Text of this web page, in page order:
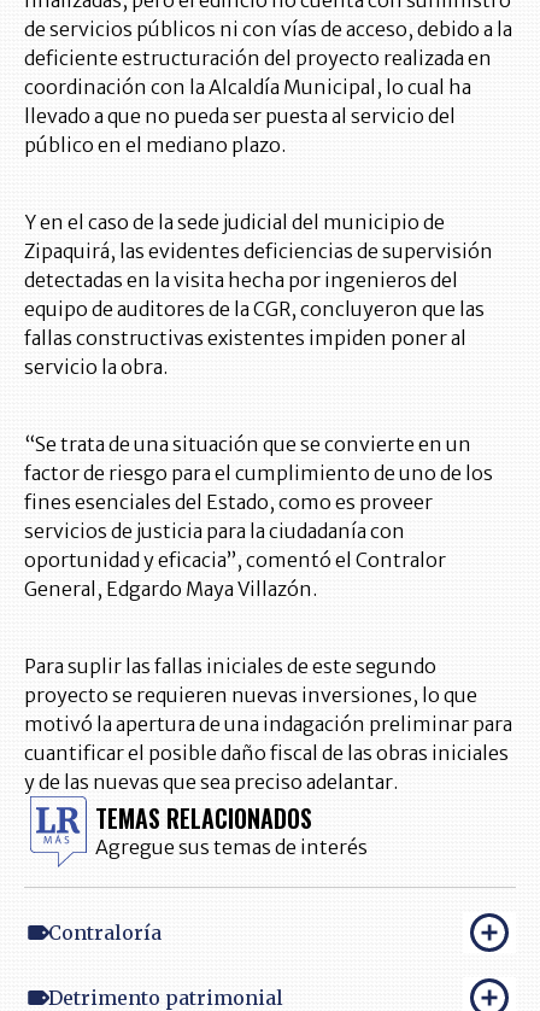
de servicios públicos ni con vías de acceso, debido a la
deficiente estructuración del proyecto realizada en
coordinación con la Alcaldía Municipal, lo cual ha
llevado a que no pueda ser puesta al servicio del
público en el mediano plazo.
Y en el caso de la sede judicial del municipio de
Zipaquirá, las evidentes deficiencias de supervisión
detectadas en la visita hecha por ingenieros del
equipo de auditores de la CGR, concluyeron que las
fallas constructivas existentes impiden poner al
servicio la obra.
“Se trata de una situación que se convierte en un
factor de riesgo para el cumplimiento de uno de los
fines esenciales del Estado, como es proveer
servicios de justicia para la ciudadanía con
oportunidad y eficacia”, comentó el Contralor
General, Edgardo Maya Villazón.
Para suplir las fallas iniciales de este segundo
proyecto se requieren nuevas inversiones, lo que
motivó la apertura de una indagación preliminar para
cuantificar el posible daño fiscal de las obras iniciales
y de las nuevas que sea preciso adelantar.
TEMAS RELACIONADOS
Agregue sus temas de interés
Contraloría
Detrimento patrimonial